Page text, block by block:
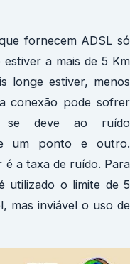
fornecem ADSL só
a mais de 5 Km
longe estiver, menos
conexão pode sofrer
se deve ao ruído
um ponto e outro.
é a taxa de ruído. Para
utilizado o limite de 5
mas inviável o uso de